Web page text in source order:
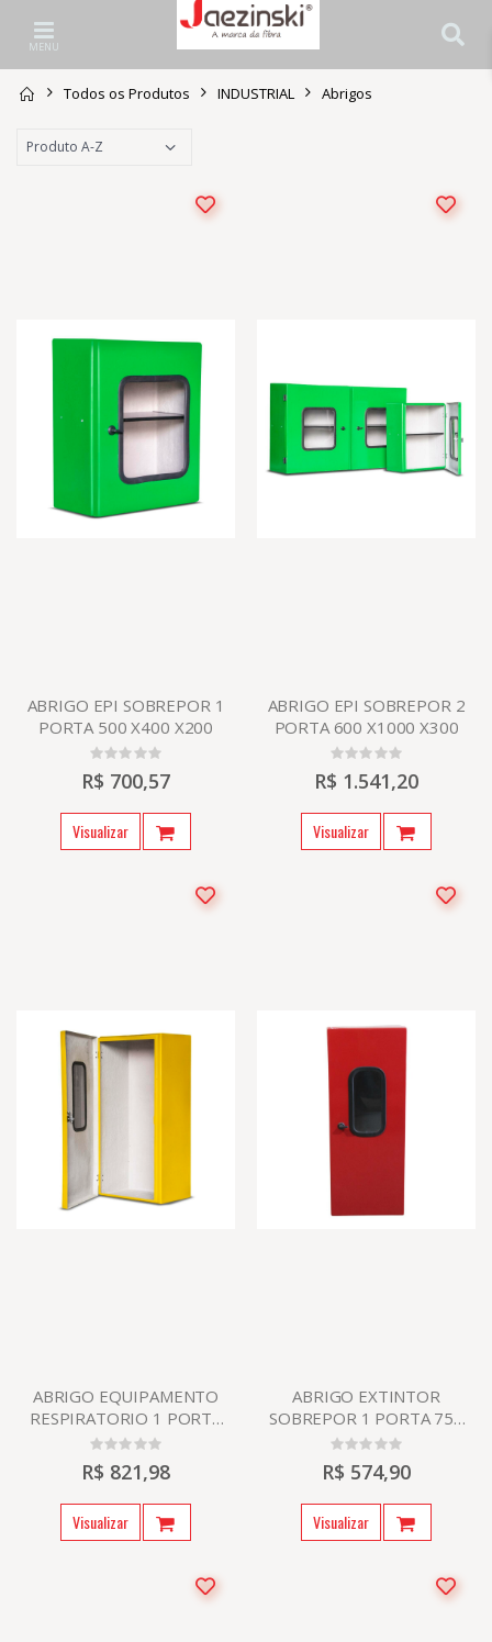
MENU
Todos os Produtos INDUSTRIAL Abrigos
ABRIGO EPI SOBREPOR 1
PORTA 500 X400 X200
R$ 700,57
Visualizar
ABRIGO EPI SOBREPOR 2
PORTA 600 X1000 X300
R$ 1.541,20
Visualizar
ABRIGO EQUIPAMENTO
RESPIRATORIO 1 PORTA
850X400X300.
R$ 821,98
Visualizar
ABRIGO EXTINTOR
SOBREPOR 1 PORTA 750
X 300 X 250
R$ 574,90
Visualizar